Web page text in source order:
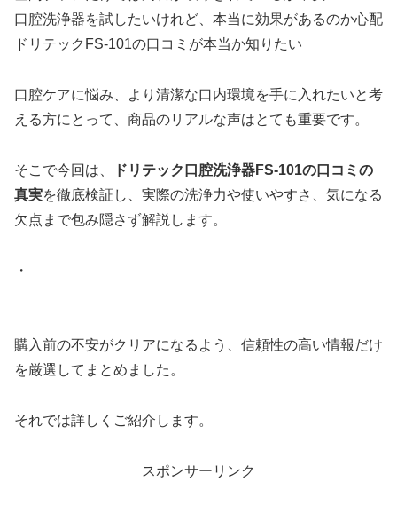
口腔洗浄器を試したいけれど、本当に効果があるのか心配
ドリテックFS-101の口コミが本当か知りたい
口腔ケアに悩み、より清潔な口内環境を手に入れたいと考
える方にとって、商品のリアルな声はとても重要です。
そこで今回は、
ドリテック口腔洗浄器FS-101の口コミの
真実を徹底検証し、実際の洗浄力や使いやすさ、気になる
欠点まで包み隠さず解説します。
・
購入前の不安がクリアになるよう、信頼性の高い情報だけ
を厳選してまとめました。
それでは詳しくご紹介します。
スポンサーリンク